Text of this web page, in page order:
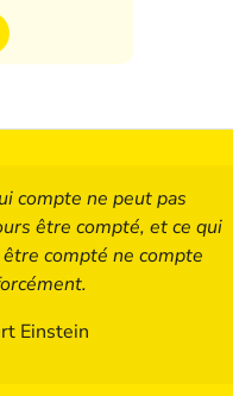
compte ne peut pas
être compté, et ce qui
compté ne compte
Einstein